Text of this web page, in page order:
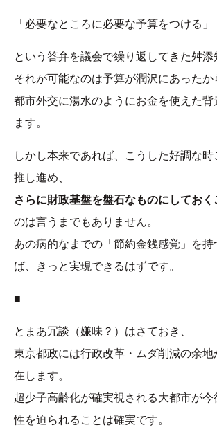
「必要なところに必要な予算をつける」
という答弁を議会で繰り返してきた舛添
それが可能なのは予算が潤沢にあったか
都市外交に湯水のようにお金を使えた背
ます。
しかし本来であれば、こうした好調な
推し進め、
さらに財政基盤を盤石なものにしてお
のは言うまでもありません。
あの病的なまでの「節約金銭感覚」を
ば、きっと実現できるはずです。
■
とまあ冗談（嫌味？）はさておき、
東京都政には行政改革・ムダ削減の余
在します。
超少子高齢化が確実視される大都市が
性を迫られることは確実です。